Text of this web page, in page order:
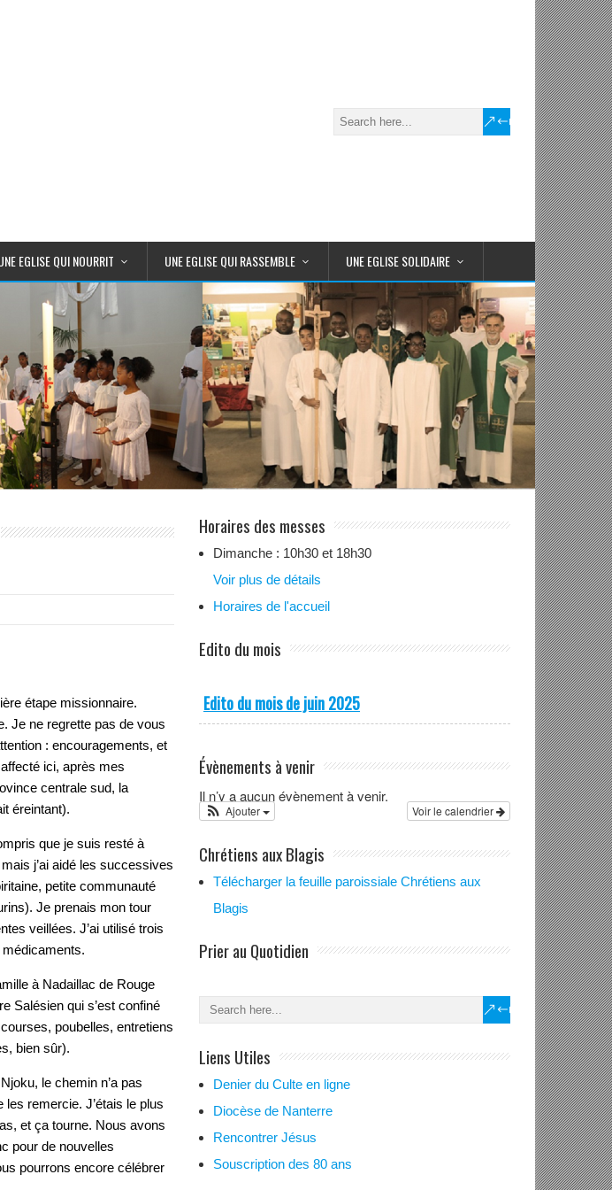
EGLISE QUI NOURRIT UNE EGLISE QUI RASSEMBLE UNE EGLISE SOLIDAIRE
étape missionnaire.
Je ne regrette pas de vous
: encouragements, et
ici, après mes
centrale sud, la
éreintant).
que je suis resté à
j’ai aidé les successives
petite communauté
Je prenais mon tour
veillées. J’ai utilisé trois
à Nadaillac de Rouge
Salésien qui s’est confiné
poubelles, entretiens
bien sûr).
le chemin n’a pas
remercie. J’étais le plus
et ça tourne. Nous avons
pour de nouvelles
pourrons encore célébrer
Horaires des messes
Dimanche : 10h30 et 18h30
Voir plus de détails
Horaires de l'accueil
Edito du mois
Edito du mois de juin 2025
Évènements à venir
Il n’y a aucun évènement à venir.
Voir le calendrier
Ajouter
Chrétiens aux Blagis
Télécharger la feuille paroissiale Chrétiens aux
Blagis
Prier au Quotidien
Liens Utiles
Denier du Culte en ligne
Diocèse de Nanterre
Rencontrer Jésus
Souscription des 80 ans